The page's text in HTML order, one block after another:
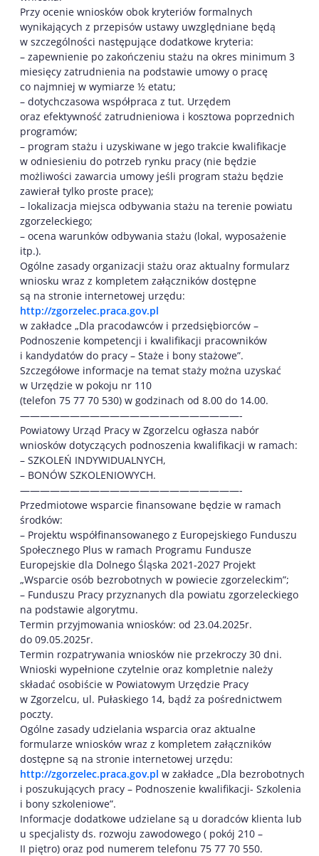
Przy ocenie wniosków obok kryteriów formalnych
wynikających z przepisów ustawy uwzględniane będą
w szczególności następujące dodatkowe kryteria:
– zapewnienie po zakończeniu stażu na okres minimum 3
miesięcy zatrudnienia na podstawie umowy o pracę
co najmniej w wymiarze ½ etatu;
– dotychczasowa współpraca z tut. Urzędem
oraz efektywność zatrudnieniowa i kosztowa poprzednich
programów;
– program stażu i uzyskiwane w jego trakcie kwalifikacje
w odniesieniu do potrzeb rynku pracy (nie będzie
możliwości zawarcia umowy jeśli program stażu będzie
zawierał tylko proste prace);
– lokalizacja miejsca odbywania stażu na terenie powiatu
zgorzeleckiego;
– ocena warunków odbywania stażu (lokal, wyposażenie
itp.).
Ogólne zasady organizacji stażu oraz aktualny formularz
wniosku wraz z kompletem załączników dostępne
są na stronie internetowej urzędu:
http://zgorzelec.praca.gov.pl
w zakładce „Dla pracodawców i przedsiębiorców –
Podnoszenie kompetencji i kwalifikacji pracowników
i kandydatów do pracy – Staże i bony stażowe”.
Szczegółowe informacje na temat staży można uzyskać
w Urzędzie w pokoju nr 110
(telefon 75 77 70 530) w godzinach od 8.00 do 14.00.
——————————————————————-
Powiatowy Urząd Pracy w Zgorzelcu ogłasza nabór
wniosków dotyczących podnoszenia kwalifikacji w ramach:
– SZKOLEŃ INDYWIDUALNYCH,
– BONÓW SZKOLENIOWYCH.
——————————————————————-
Przedmiotowe wsparcie finansowane będzie w ramach
środków:
– Projektu współfinansowanego z Europejskiego Funduszu
Społecznego Plus w ramach Programu Fundusze
Europejskie dla Dolnego Śląska 2021-2027 Projekt
„Wsparcie osób bezrobotnych w powiecie zgorzeleckim”;
– Funduszu Pracy przyznanych dla powiatu zgorzeleckiego
na podstawie algorytmu.
Termin przyjmowania wniosków: od 23.04.2025r.
do 09.05.2025r.
Termin rozpatrywania wniosków nie przekroczy 30 dni.
Wnioski wypełnione czytelnie oraz kompletnie należy
składać osobiście w Powiatowym Urzędzie Pracy
w Zgorzelcu, ul. Pułaskiego 14, bądź za pośrednictwem
poczty.
Ogólne zasady udzielania wsparcia oraz aktualne
formularze wniosków wraz z kompletem załączników
dostępne są na stronie internetowej urzędu:
http://zgorzelec.praca.gov.pl w zakładce „Dla bezrobotnych
i poszukujących pracy – Podnoszenie kwalifikacji- Szkolenia
i bony szkoleniowe”.
Informacje dodatkowe udzielane są u doradców klienta lub
u specjalisty ds. rozwoju zawodowego ( pokój 210 –
II piętro) oraz pod numerem telefonu 75 77 70 550.